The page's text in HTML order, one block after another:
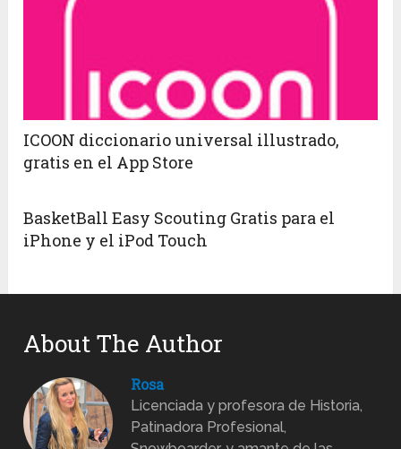
ICOON diccionario universal illustrado,
gratis en el App Store
BasketBall Easy Scouting Gratis para el
iPhone y el iPod Touch
About The Author
Rosa
Licenciada y profesora de Historia,
Patinadora Profesional,